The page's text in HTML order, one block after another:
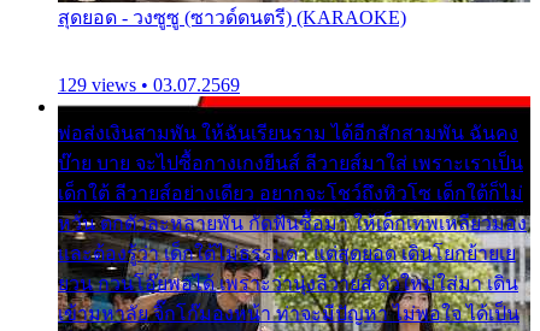
สุดยอด - วงซูซู (ซาวด์ดนตรี) (KARAOKE)
129 views • 03.07.2569
พ่อส่งเงินสามพัน ให้ฉันเรียนราม ได้อีกสักสามพัน ฉันคง
บ๊าย บาย จะไปซื้อกางเกงยีนส์ ลีวายส์มาใส่ เพราะเราเป็น
เด็กใต้ ลีวายส์อย่างเดียว อยากจะโชว์ถึงหิวโซ เด็กใต้ก็ไม่
หวั่น ตกตัวละหลายพัน กัดฟันซื้อมา ให้เด็กเทพเหลียวมอง
และต้องรู้ว่า เด็กใต้ไม่ธรรมดา แต่สุดยอด เดินโยกย้ายเย
ยวน กวนโอ๊ยพอได้ เพราะว่านุ่งลีวายส์ ตัวใหม่ใส่มา เดิน
เข้ามหาลัย จิ๊กโก๊มองหน้า ท่าจะมีปัญหา ไม่พอใจ ได้เป็น